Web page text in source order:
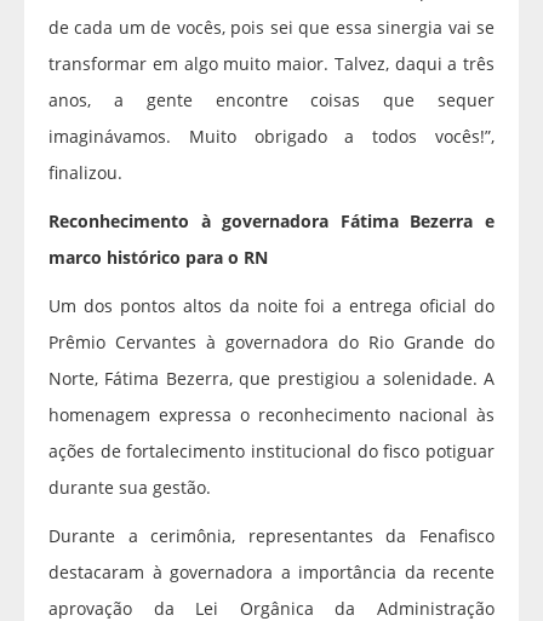
de cada um de vocês, pois sei que essa sinergia vai se
transformar em algo muito maior. Talvez, daqui a três
anos, a gente encontre coisas que sequer
imaginávamos. Muito obrigado a todos vocês!”,
finalizou.
Reconhecimento à governadora Fátima Bezerra e
marco histórico para o RN
Um dos pontos altos da noite foi a entrega oficial do
Prêmio Cervantes à governadora do Rio Grande do
Norte, Fátima Bezerra, que prestigiou a solenidade. A
homenagem expressa o reconhecimento nacional às
ações de fortalecimento institucional do fisco potiguar
durante sua gestão.
Durante a cerimônia, representantes da Fenafisco
destacaram à governadora a importância da recente
aprovação da Lei Orgânica da Administração